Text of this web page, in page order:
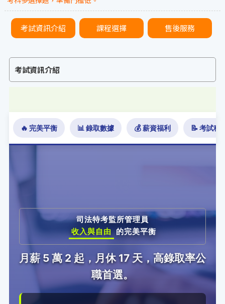
考試資訊介紹 課程選擇 售後服務
考試資訊介紹
🔥 完美平衡 📊 錄取數據 💰 薪資福利 📝 考試科
司法特考監所管理員
收入與自由 的完美平衡
月薪 5 萬 2 起，月休 17 天，高錄取率公
職首選。